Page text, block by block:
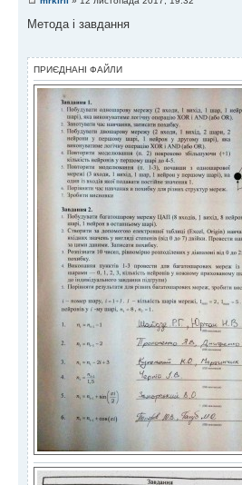
Метода і завдання
ПРИЄДНАНІ ФАЙЛИ